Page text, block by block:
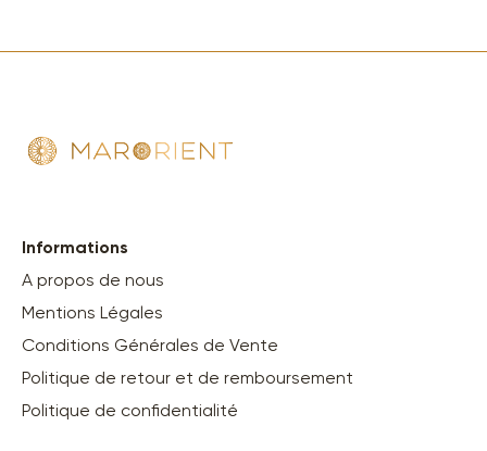
Informations
A propos de nous
Mentions Légales
Conditions Générales de Vente
Politique de retour et de remboursement
Politique de confidentialité